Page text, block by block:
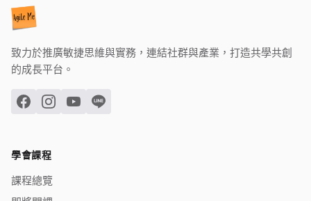
致力於推廣敏捷思維與實務，連結社群與產業，打造共學共創
的成長平台。
學會課程
課程總覽